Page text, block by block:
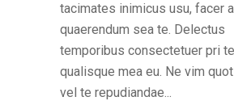
tacimates inimicus usu, facer
quaerendum sea te. Delectus
temporibus consectetuer pri
qualisque mea eu. Ne vim
vel te repudiandae...